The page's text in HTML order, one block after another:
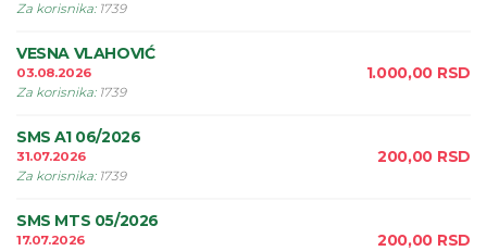
Za korisnika: 1739
VESNA VLAHOVIĆ
03.08.2026
Za korisnika: 1739
1.000,00 RSD
SMS A1 06/2026
31.07.2026
Za korisnika: 1739
200,00 RSD
SMS MTS 05/2026
17.07.2026
200,00 RSD